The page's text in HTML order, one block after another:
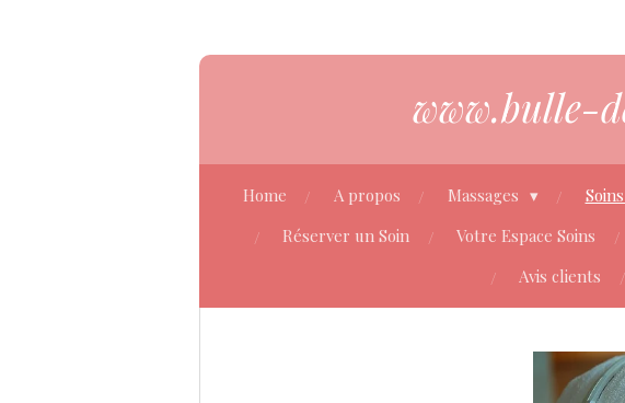
www.bulle-
Home A propos Massages
Réserver un Soin
Votre Espace Soins
Avis clients